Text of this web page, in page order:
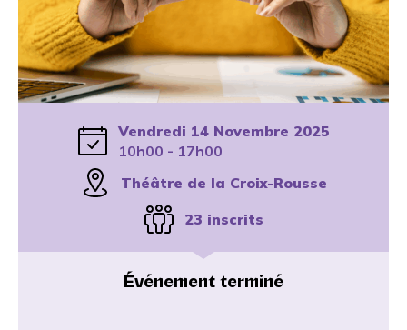
Vendredi 14 Novembre 2025
10h00 - 17h00
Théâtre de la Croix-Rousse
23 inscrits
Événement terminé